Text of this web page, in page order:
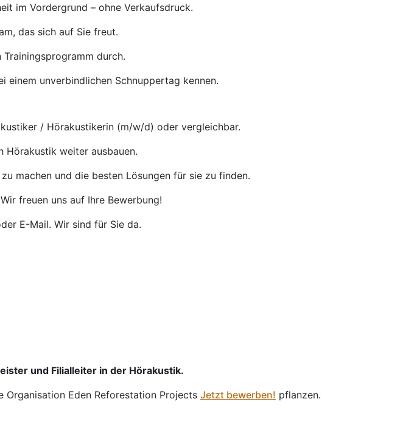
im Vordergrund – ohne Verkaufsdruck.
das sich auf Sie freut.
durch.
einem unverbindlichen Schnuppertag kennen.
/ Hörakustikerin (m/w/d) oder vergleichbar.
Hörakustik weiter ausbauen.
machen und die besten Lösungen für sie zu finden.
freuen uns auf Ihre Bewerbung!
E-Mail. Wir sind für Sie da.
und Filialleiter in der Hörakustik.
Organisation Eden Reforestation Projects Jetzt bewerben! pflanzen.